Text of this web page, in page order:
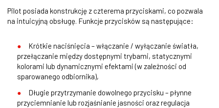
Pilot posiada konstrukcję z czterema przyciskami, co pozwala
na intuicyjną obsługę. Funkcje przycisków są następujące:
Krótkie naciśnięcia – włączanie / wyłączanie światła,
przełączanie między dostępnymi trybami, statycznymi
kolorami lub dynamicznymi efektami (w zależności od
sparowanego odbiornika),
Długie przytrzymanie dowolnego przycisku – płynne
przyciemnianie lub rozjaśnianie jasności oraz regulacja